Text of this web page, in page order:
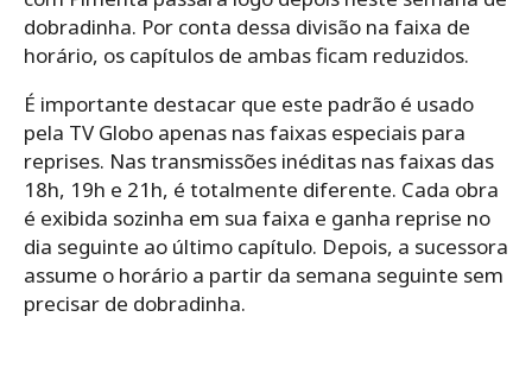
dobradinha. Por conta dessa divisão na faixa de
horário, os capítulos de ambas ficam reduzidos.
É importante destacar que este padrão é usado
pela TV Globo apenas nas faixas especiais para
reprises. Nas transmissões inéditas nas faixas das
18h, 19h e 21h, é totalmente diferente. Cada obra
é exibida sozinha em sua faixa e ganha reprise no
dia seguinte ao último capítulo. Depois, a sucessora
assume o horário a partir da semana seguinte sem
precisar de dobradinha.